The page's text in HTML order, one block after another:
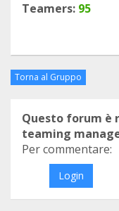
Teamers: 95
Torna al Gruppo
Questo forum è
teaming
Per commentare:
Login